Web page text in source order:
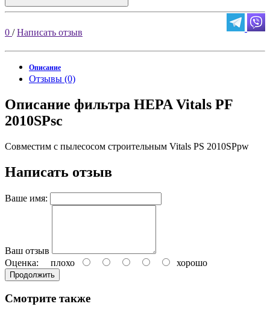
0 /Написать отзыв
Описание
Отзывы (0)
Описание фильтра HEPA Vitals PF
2010SPsc
Совместим с пылесосом строительным Vitals PS 2010SPpw
Написать отзыв
Ваше имя:
Ваш отзыв
Оценка: плохо хорошо
Продолжить
Смотрите также